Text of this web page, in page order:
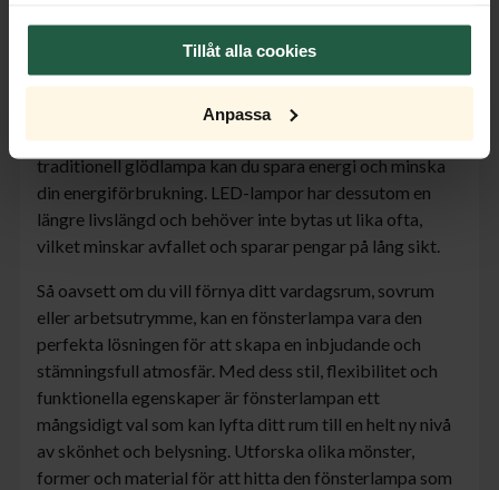
Tillåt alla cookies
Anpassa
mer täckande skärm ett bra alternativ.
Utöver att skapa en stämningsfull atmosfär kan
fönsterlampan också bidra till energieffektivitet och
hållbarhet. Genom att välja en LED-lampa istället för en
traditionell glödlampa kan du spara energi och minska
din energiförbrukning. LED-lampor har dessutom en
längre livslängd och behöver inte bytas ut lika ofta,
vilket minskar avfallet och sparar pengar på lång sikt.
Så oavsett om du vill förnya ditt vardagsrum, sovrum
eller arbetsutrymme, kan en fönsterlampa vara den
perfekta lösningen för att skapa en inbjudande och
stämningsfull atmosfär. Med dess stil, flexibilitet och
funktionella egenskaper är fönsterlampan ett
mångsidigt val som kan lyfta ditt rum till en helt ny nivå
av skönhet och belysning. Utforska olika mönster,
former och material för att hitta den fönsterlampa som